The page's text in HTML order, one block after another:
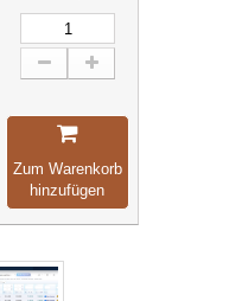
Zum Warenkorb
hinzufügen